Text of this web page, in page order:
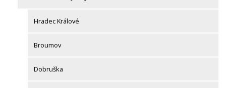
Hradec Králové
Broumov
Dobruška